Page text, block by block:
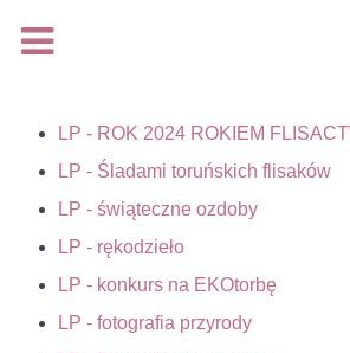
ochrony osób fizycznych w związku z
danych osobowych i w sprawie
takich danych oraz uchylenia dyrektywy
UE L 119 z 04.05.2016, s.1), zwanego
udostępniamklauzulę
LP - ROK 2024 ROKIEM
LP - Śladami toruńskich flisaków
LP - świąteczne ozdoby
LP - rękodzieło
LP - konkurs na EKOtorbę
LP - fotografia przyrody